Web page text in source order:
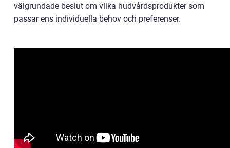
välgrundade beslut om vilka hudvårdsprodukter som
passar ens individuella behov och preferenser.